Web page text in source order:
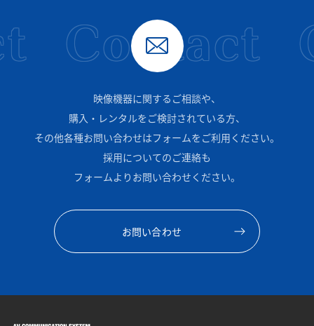
Contact
映像機器に関するご相談や、
購入・レンタルをご検討されている方、
その他各種お問い合わせはフォームをご利用ください。
採用についてのご連絡も
フォームよりお問い合わせください。
お問い合わせ